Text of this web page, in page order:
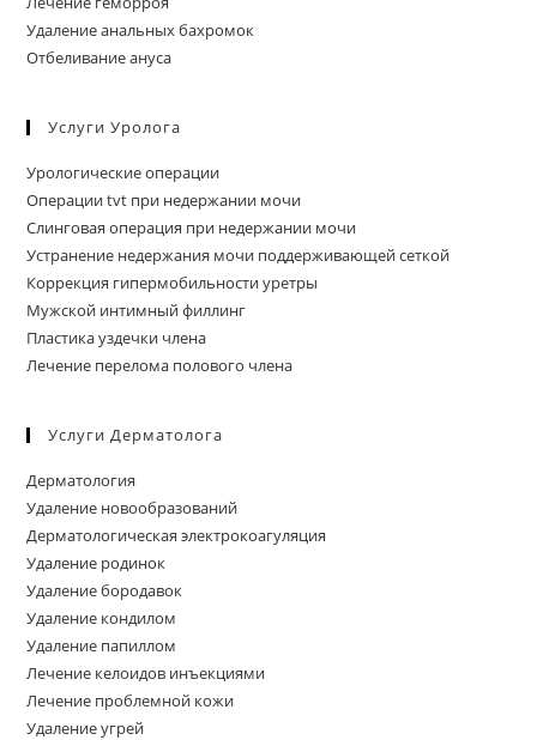
Удаление анальных бахромок
Отбеливание ануса
Услуги Уролога
Урологические операции
Операции tvt при недержании мочи
Слинговая операция при недержании мочи
Устранение недержания мочи поддерживающей сеткой
Коррекция гипермобильности уретры
Мужской интимный филлинг
Пластика уздечки члена
Лечение перелома полового члена
Услуги Дерматолога
Дерматология
Удаление новообразований
Дерматологическая электрокоагуляция
Удаление родинок
Удаление бородавок
Удаление кондилом
Удаление папиллом
Лечение келоидов инъекциями
Лечение проблемной кожи
Удаление угрей